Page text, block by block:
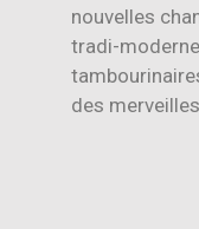
nouvelles
tradi-
des